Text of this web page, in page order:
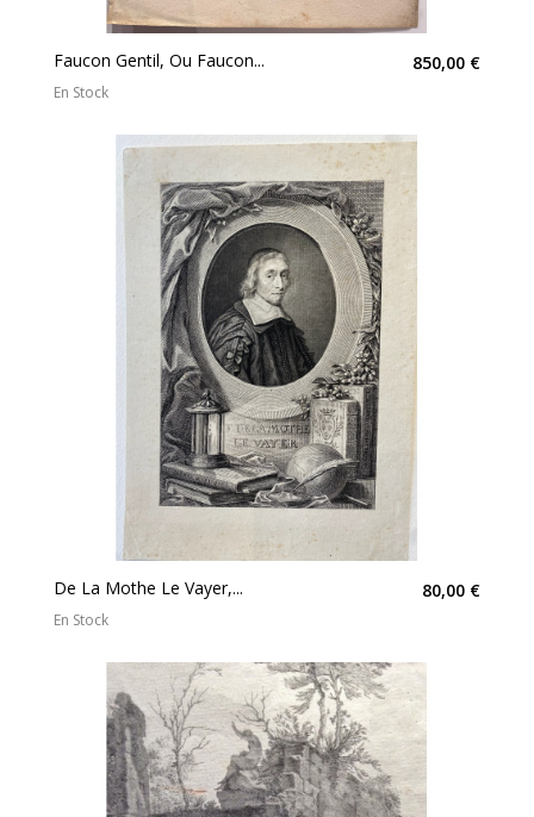
Faucon Gentil, Ou Faucon... 850,00 €
En Stock
De La Mothe Le Vayer,... 80,00 €
En Stock